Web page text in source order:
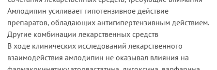
Амлодипин усиливает гипотензивное действие
препаратов, обладающих антигипертензивным действием.
Другие комбинации лекарственных средств
В ходе клинических исследований лекарственного
взаимодействия амлодипин не оказывал влияния на